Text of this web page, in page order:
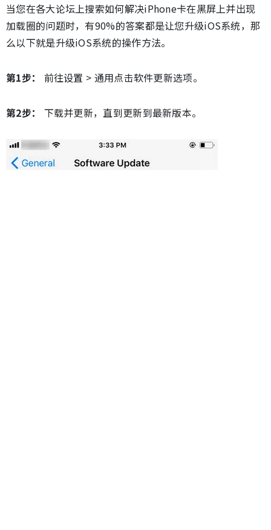
当您在各大论坛上搜索如何解决iPhone卡在黑屏上并出现
加载圈的问题时，有90%的答案都是让您升级iOS系统，那
么以下就是升级iOS系统的操作方法。
第1步： 前往设置 > 通用点击软件更新选项。
第2步： 下载并更新，直到更新到最新版本。